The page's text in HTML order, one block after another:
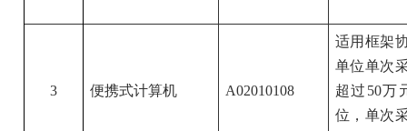
3 便携式计算机 A02010108
适用框架
单位单次
超过50万
位，单次